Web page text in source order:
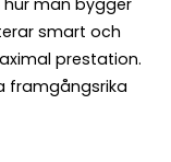
man bygger
smart och
prestation.
framgångsrika